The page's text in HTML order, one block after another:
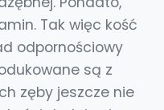
Tak więc kość
odpornościowy
są z
zęby jeszcze nie